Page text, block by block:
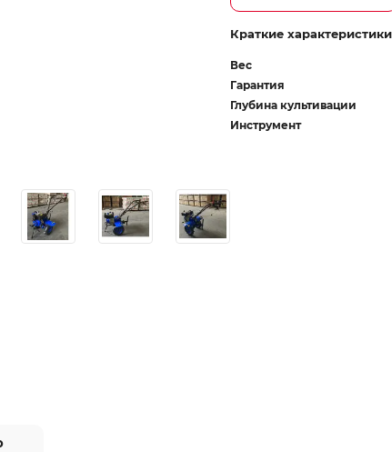
Краткие
Вес
Гарантия
Глубина культивации
Инструмент